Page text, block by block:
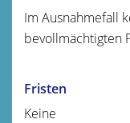
Im Ausnahmefall
bevollmächtigten
Fristen
Keine